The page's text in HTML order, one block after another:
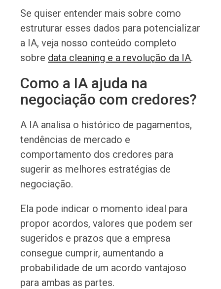
Se quiser entender mais sobre como
estruturar esses dados para potencializar
a IA, veja nosso conteúdo completo
sobre data cleaning e a revolução da IA.
Como a IA ajuda na
negociação com credores?
A IA analisa o histórico de pagamentos,
tendências de mercado e
comportamento dos credores para
sugerir as melhores estratégias de
negociação.
Ela pode indicar o momento ideal para
propor acordos, valores que podem ser
sugeridos e prazos que a empresa
consegue cumprir, aumentando a
probabilidade de um acordo vantajoso
para ambas as partes.